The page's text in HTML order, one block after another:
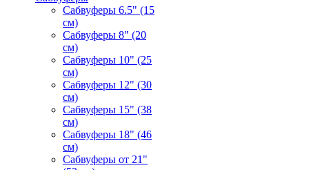
Сабвуферы 6.5" (15
см)
Сабвуферы 8" (20
см)
Сабвуферы 10" (25
см)
Сабвуферы 12" (30
см)
Сабвуферы 15" (38
см)
Сабвуферы 18" (46
см)
Сабвуферы от 21"